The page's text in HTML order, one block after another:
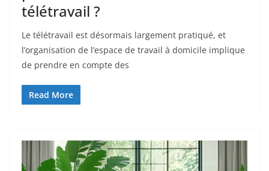
télétravail ?
Le télétravail est désormais largement pratiqué, et
l’organisation de l’espace de travail à domicile implique
de prendre en compte des
Read More